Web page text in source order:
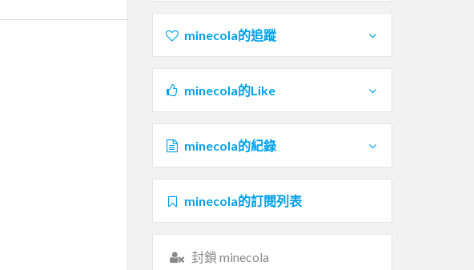
minecola的追蹤
minecola的Like
minecola的紀錄
minecola的訂閱列表
封鎖 minecola